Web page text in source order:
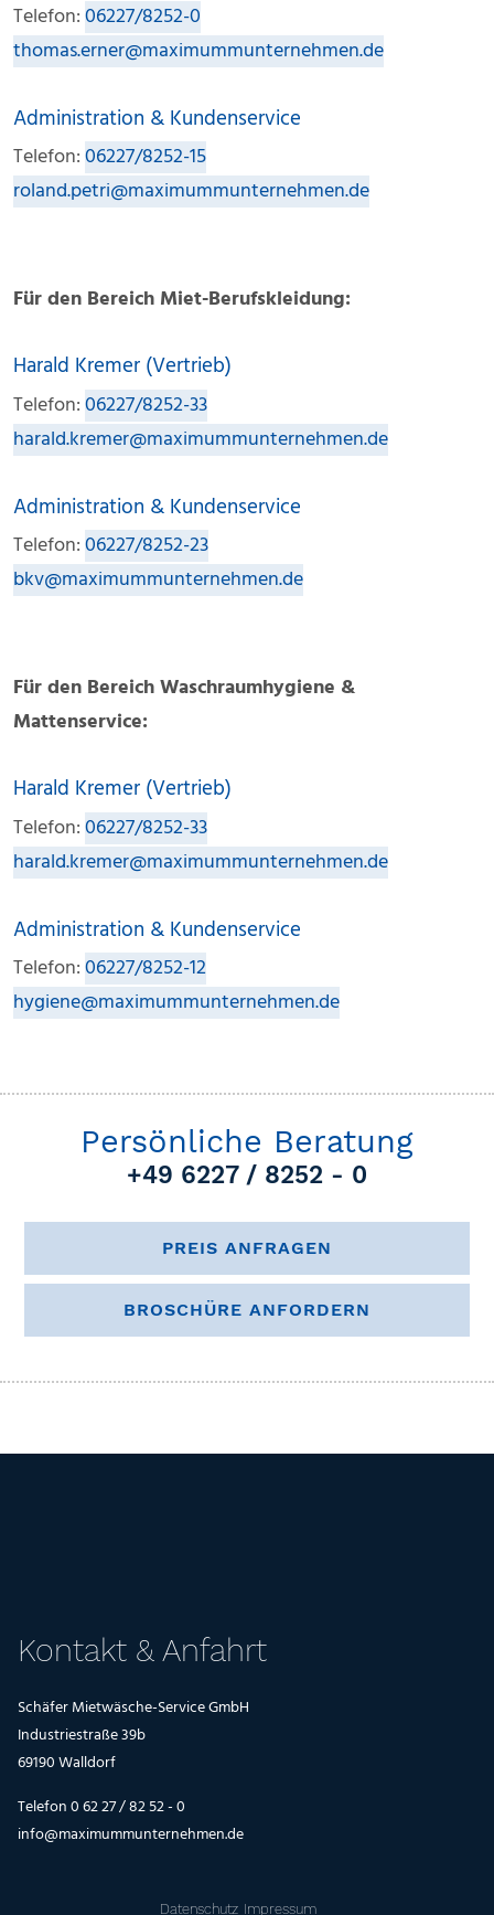
Telefon:06227/8252-0
thomas.erner@maximummunternehmen.de
Administration & Kundenservice
Telefon:06227/8252-15
roland.petri@maximummunternehmen.de
Für den Bereich Miet-Berufskleidung:
Harald Kremer (Vertrieb)
Telefon:06227/8252-33
harald.kremer@maximummunternehmen.de
Administration & Kundenservice
Telefon:06227/8252-23
bkv@maximummunternehmen.de
Für den Bereich Waschraumhygiene &
Mattenservice:
Harald Kremer (Vertrieb)
Telefon:06227/8252-33
harald.kremer@maximummunternehmen.de
Administration & Kundenservice
Telefon:06227/8252-12
hygiene@maximummunternehmen.de
Persönliche Beratung
+49 6227 / 8252 - 0
PREIS ANFRAGEN
BROSCHÜRE ANFORDERN
Kontakt & Anfahrt
Schäfer Mietwäsche-Service GmbH
Industriestraße 39b
69190 Walldorf
Telefon 0 62 27 / 82 52 - 0
info@maximummunternehmen.de
Datenschutz Impressum